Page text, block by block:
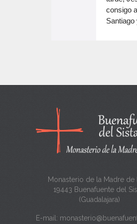
consigo
Monasterio de la Madre de
19443 Buenafuente del
(Guadalajara)
E-mail: